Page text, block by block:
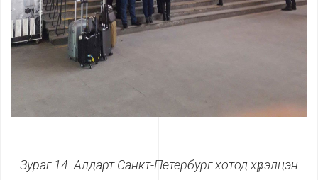
Зураг 14. Алдарт Санкт-Петербург хотод хүрэлцэн